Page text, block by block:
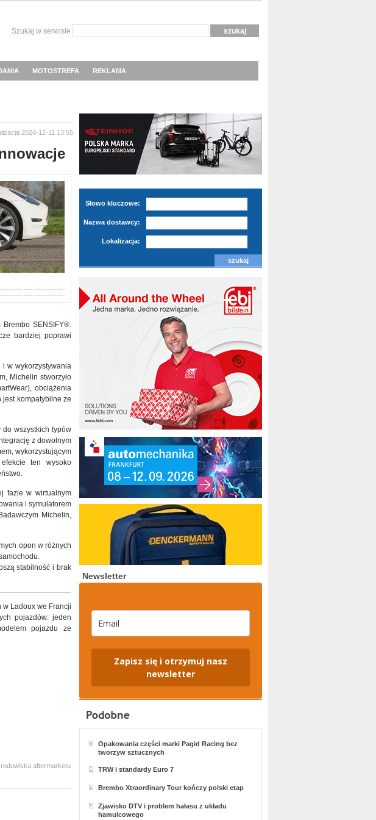
Szukaj w serwisie
MOTOSTREFA REKLAMA
2024-12-11 13:55
Brembo SENSIFY®.
bardziej poprawi
w wykorzystywania
Michelin stworzyło
obciążenia
kompatybilne ze
wszystkich typów
z dowolnym
wykorzystującym
ten wysoko
fazie w wirtualnym
i symulatorem
Michelin,
opon w różnych
stabilność i brak
Ladoux we Francji
pojazdów: jeden
pojazdu ze
aftermarketu
Słowo kluczowe:
Nazwa dostawcy:
Lokalizacja:
Newsletter
Zapisz się i otrzymuj nasz
newsletter
Opakowania części marki Pagid Racing bez
tworzyw sztucznych
TRW i standardy Euro 7
Brembo Xtraordinary Tour kończy polski etap
Zjawisko DTV i problem hałasu z układu
hamulcowego